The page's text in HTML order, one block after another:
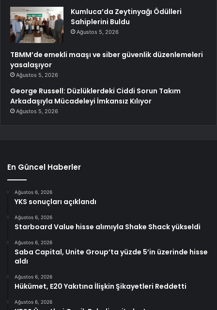
Kumluca’da Zeytinyağı Ödülleri
Sahiplerini Buldu
Ağustos 5, 2026
TBMM’de emekli maaşı ve siber güvenlik düzenlemeleri
yasalaşıyor
Ağustos 5, 2026
George Russell: Düzlüklerdeki Ciddi Sorun Takım
Arkadaşıyla Mücadeleyi İmkansız Kılıyor
Ağustos 5, 2026
En Güncel Haberler
Ağustos 6, 2026
YKS sonuçları açıklandı
Ağustos 6, 2026
Starboard Value hisse alımıyla Shake Shack yükseldi
Ağustos 6, 2026
Saba Capital, Unite Group’ta yüzde 5’in üzerinde hisse
aldı
Ağustos 6, 2026
Hükümet, E20 Yakıtına İlişkin Şikayetleri Reddetti
Ağustos 6, 2026